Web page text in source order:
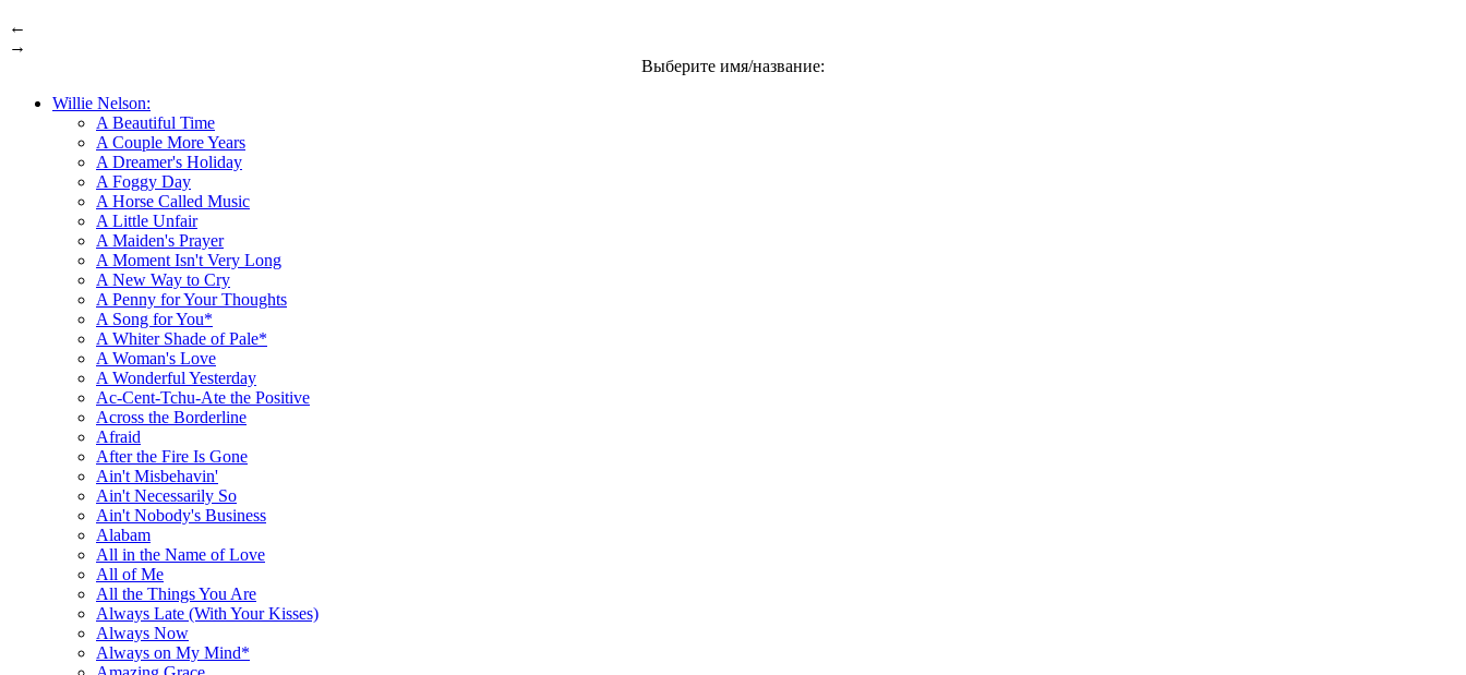
←
→
Выберите имя/название:
Willie Nelson:
A Beautiful Time
A Couple More Years
A Dreamer's Holiday
A Foggy Day
A Horse Called Music
A Little Unfair
A Maiden's Prayer
A Moment Isn't Very Long
A New Way to Cry
A Penny for Your Thoughts
A Song for You*
A Whiter Shade of Pale*
A Woman's Love
A Wonderful Yesterday
Ac-Cent-Tchu-Ate the Positive
Across the Borderline
Afraid
After the Fire Is Gone
Ain't Misbehavin'
Ain't Necessarily So
Ain't Nobody's Business
Alabam
All in the Name of Love
All of Me
All the Things You Are
Always Late (With Your Kisses)
Always Now
Always on My Mind*